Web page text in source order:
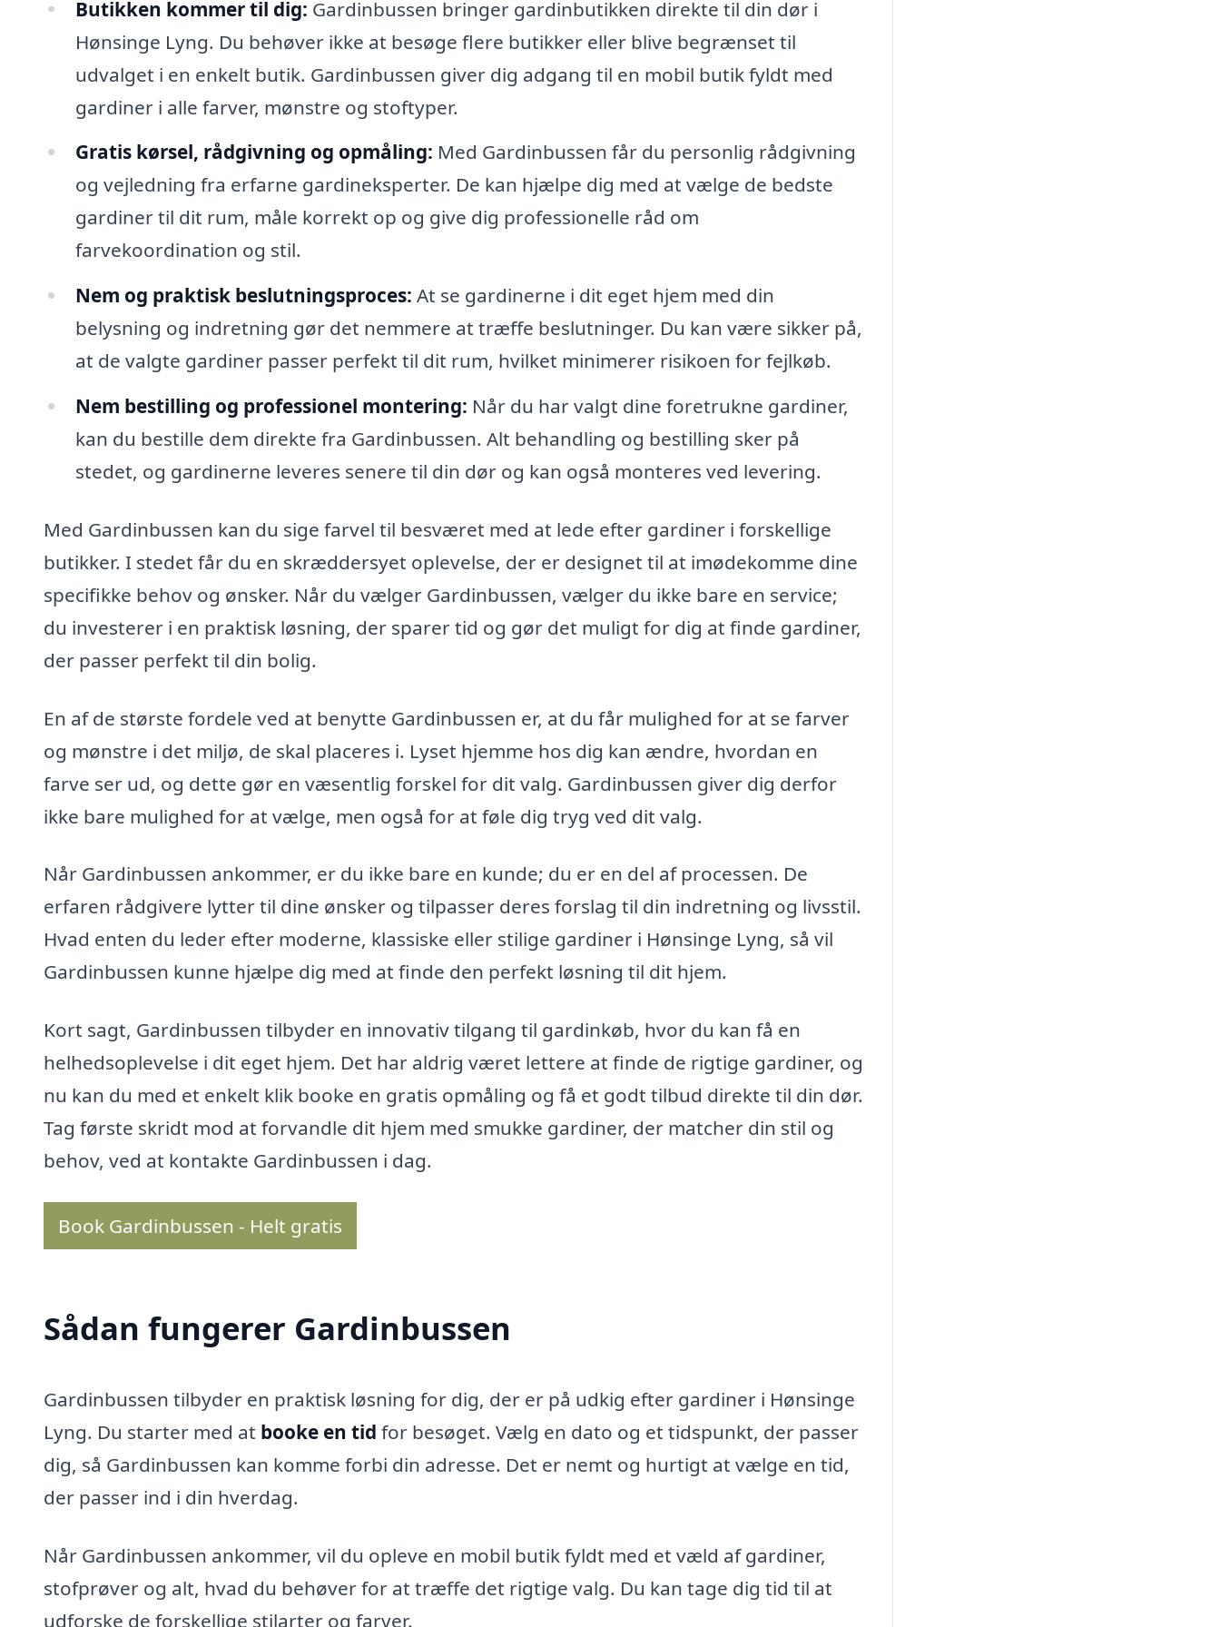
Butikken kommer til dig: Gardinbussen bringer gardinbutikken direkte til din dør i
Hønsinge Lyng. Du behøver ikke at besøge flere butikker eller blive begrænset til
udvalget i en enkelt butik. Gardinbussen giver dig adgang til en mobil butik fyldt med
gardiner i alle farver, mønstre og stoftyper.
Gratis kørsel, rådgivning og opmåling: Med Gardinbussen får du personlig rådgivning
og vejledning fra erfarne gardineksperter. De kan hjælpe dig med at vælge de bedste
gardiner til dit rum, måle korrekt op og give dig professionelle råd om
farvekoordination og stil.
Nem og praktisk beslutningsproces: At se gardinerne i dit eget hjem med din
belysning og indretning gør det nemmere at træffe beslutninger. Du kan være sikker på,
at de valgte gardiner passer perfekt til dit rum, hvilket minimerer risikoen for fejlkøb.
Nem bestilling og professionel montering: Når du har valgt dine foretrukne gardiner,
kan du bestille dem direkte fra Gardinbussen. Alt behandling og bestilling sker på
stedet, og gardinerne leveres senere til din dør og kan også monteres ved levering.
Med Gardinbussen kan du sige farvel til besværet med at lede efter gardiner i forskellige
butikker. I stedet får du en skræddersyet oplevelse, der er designet til at imødekomme dine
specifikke behov og ønsker. Når du vælger Gardinbussen, vælger du ikke bare en service;
du investerer i en praktisk løsning, der sparer tid og gør det muligt for dig at finde gardiner,
der passer perfekt til din bolig.
En af de største fordele ved at benytte Gardinbussen er, at du får mulighed for at se farver
og mønstre i det miljø, de skal placeres i. Lyset hjemme hos dig kan ændre, hvordan en
farve ser ud, og dette gør en væsentlig forskel for dit valg. Gardinbussen giver dig derfor
ikke bare mulighed for at vælge, men også for at føle dig tryg ved dit valg.
Når Gardinbussen ankommer, er du ikke bare en kunde; du er en del af processen. De
erfaren rådgivere lytter til dine ønsker og tilpasser deres forslag til din indretning og livsstil.
Hvad enten du leder efter moderne, klassiske eller stilige gardiner i Hønsinge Lyng, så vil
Gardinbussen kunne hjælpe dig med at finde den perfekt løsning til dit hjem.
Kort sagt, Gardinbussen tilbyder en innovativ tilgang til gardinkøb, hvor du kan få en
helhedsoplevelse i dit eget hjem. Det har aldrig været lettere at finde de rigtige gardiner, og
nu kan du med et enkelt klik booke en gratis opmåling og få et godt tilbud direkte til din dør.
Tag første skridt mod at forvandle dit hjem med smukke gardiner, der matcher din stil og
behov, ved at kontakte Gardinbussen i dag.
Book Gardinbussen - Helt gratis
Sådan fungerer Gardinbussen
Gardinbussen tilbyder en praktisk løsning for dig, der er på udkig efter gardiner i Hønsinge
Lyng. Du starter med at booke en tid for besøget. Vælg en dato og et tidspunkt, der passer
dig, så Gardinbussen kan komme forbi din adresse. Det er nemt og hurtigt at vælge en tid,
der passer ind i din hverdag.
Når Gardinbussen ankommer, vil du opleve en mobil butik fyldt med et væld af gardiner,
stofprøver og alt, hvad du behøver for at træffe det rigtige valg. Du kan tage dig tid til at
udforske de forskellige stilarter og farver.